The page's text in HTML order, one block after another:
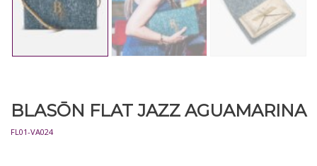
BLASŌN FLAT JAZZ AGUAMARINA
FL01-VA024